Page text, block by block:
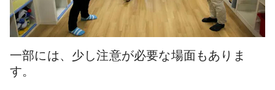
一部には、少し注意が必要な場面もありま
す。